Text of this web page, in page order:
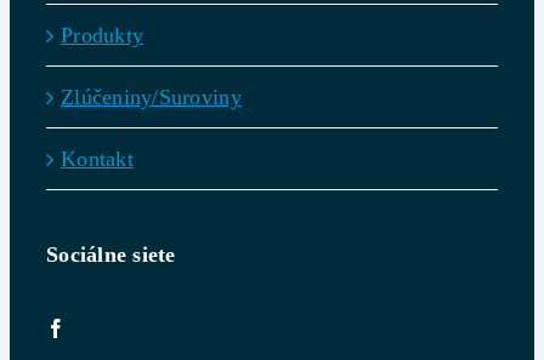
Produkty
Zlúčeniny/Suroviny
Kontakt
Sociálne siete